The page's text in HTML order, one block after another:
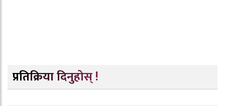
प्रतिक्रिया दिनुहोस् !